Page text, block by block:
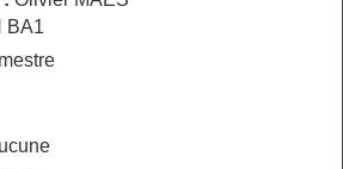
BA1